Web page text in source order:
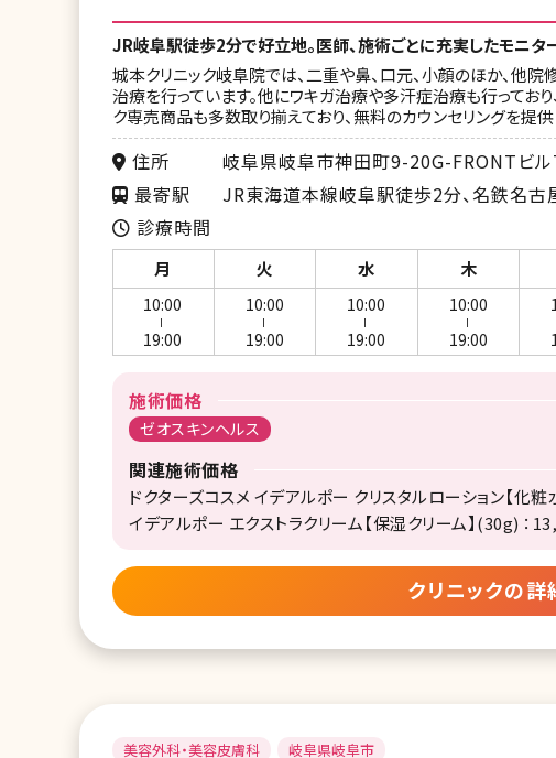
JR岐阜駅徒歩2分で好立地。医師、施術ごとに充実したモニタ
城本クリニック岐阜院では、二重や鼻、口元、小顔のほか、他
治療を行っています。他にワキガ治療や多汗症治療も行っており
ク専売商品も多数取り揃えており、無料のカウンセリングを提供
住所
岐阜県岐阜市神田町9-20G-FRONTビ
最寄駅
JR東海道本線岐阜駅徒歩2分、名鉄名
診療時間
月 火 水 木
10:00
19:00
10:00
19:00
10:00
19:00
10:00
19:00
施術価格
ゼオスキンヘルス
関連施術価格
ドクターズコスメ イデアルポー クリスタルローション【化粧
イデアルポー エクストラクリーム【保湿クリーム】(30g) ：
クリニックの詳
美容外科・美容皮膚科 岐阜県岐阜市